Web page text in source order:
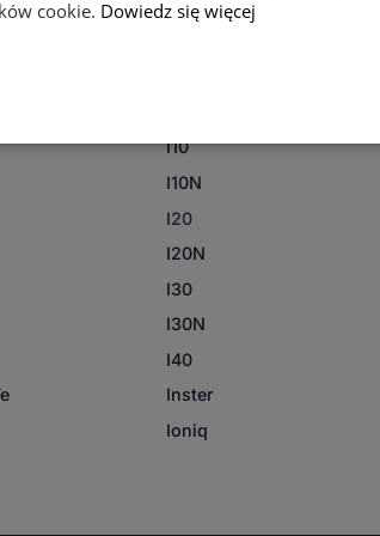
I10
I10N
I20
I20N
I30
I30N
I40
Inster
Ioniq
cookie. Dowiedz się więcej